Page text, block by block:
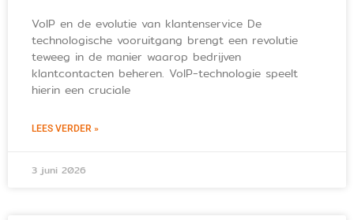
VoIP en de evolutie van klantenservice De
technologische vooruitgang brengt een revolutie
teweeg in de manier waarop bedrijven
klantcontacten beheren. VoIP-technologie speelt
hierin een cruciale
LEES VERDER »
3 juni 2026